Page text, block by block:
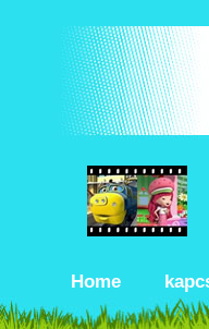
Home